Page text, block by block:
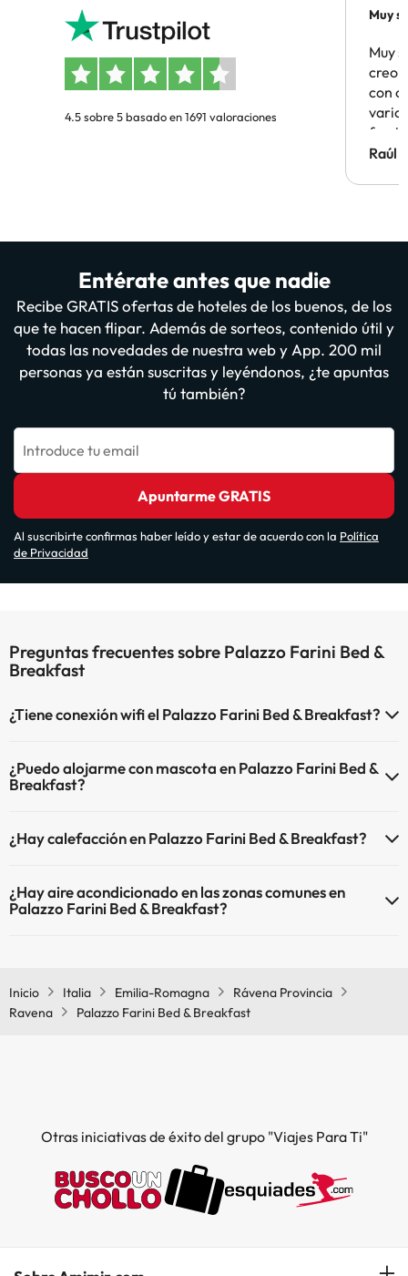
4.5 sobre 5 basado en 1691 valoraciones
Muy
Muy
creo
con
Hotel
Raúl
Entérate antes que nadie
Recibe GRATIS ofertas de hoteles de los buenos, de los
que te hacen flipar. Además de sorteos, contenido útil y
todas las novedades de nuestra web y App. 200 mil
personas ya están suscritas y leyéndonos, ¿te apuntas
tú también?
Introduce tu email
Apuntarme GRATIS
Al suscribirte confirmas haber leído y estar de acuerdo con la Política
de Privacidad
Preguntas frecuentes sobre Palazzo Farini Bed &
Breakfast
¿Tiene conexión wifi el Palazzo Farini Bed & Breakfast?
¿Puedo alojarme con mascota en Palazzo Farini Bed &
Breakfast?
¿Hay calefacción en Palazzo Farini Bed & Breakfast?
comunes.
¿Hay aire acondicionado en las zonas comunes en
Palazzo Farini Bed & Breakfast?
Inicio
Italia Emilia-Romagna
Rávena Provincia
Ravena
Palazzo Farini Bed & Breakfast
Otras iniciativas de éxito del grupo "Viajes Para Ti"